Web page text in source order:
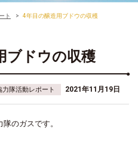
ト 4年目の醸造用ブドウの収穫
ブドウの収穫
力隊活動レポート 2021年11月19日
のガスです。